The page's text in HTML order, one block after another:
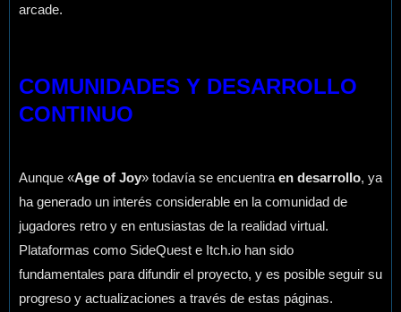
arcade.
COMUNIDADES Y DESARROLLO
CONTINUO
Aunque «Age of Joy» todavía se encuentra en desarrollo, ya
ha generado un interés considerable en la comunidad de
jugadores retro y en entusiastas de la realidad virtual.
Plataformas como SideQuest e Itch.io han sido
fundamentales para difundir el proyecto, y es posible seguir su
progreso y actualizaciones a través de estas páginas.